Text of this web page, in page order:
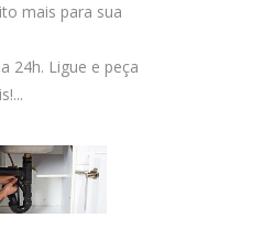
mais para sua
24h. Ligue e peça